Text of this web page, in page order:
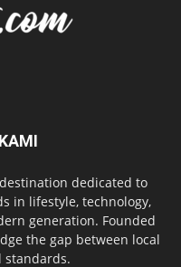
dedicated to
in lifestyle, technology,
generation. Founded
the gap between local
standards.